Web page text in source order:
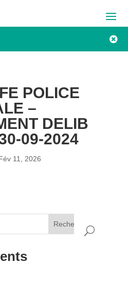

POLICE
–
DELIB
09-2024
11, 2026
Rechercher